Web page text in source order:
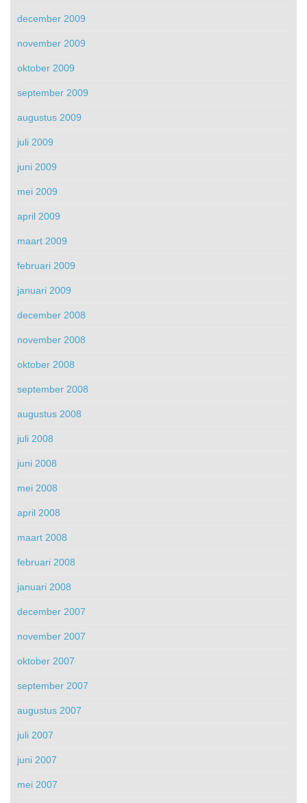
december 2009
november 2009
oktober 2009
september 2009
augustus 2009
juli 2009
juni 2009
mei 2009
april 2009
maart 2009
februari 2009
januari 2009
december 2008
november 2008
oktober 2008
september 2008
augustus 2008
juli 2008
juni 2008
mei 2008
april 2008
maart 2008
februari 2008
januari 2008
december 2007
november 2007
oktober 2007
september 2007
augustus 2007
juli 2007
juni 2007
mei 2007